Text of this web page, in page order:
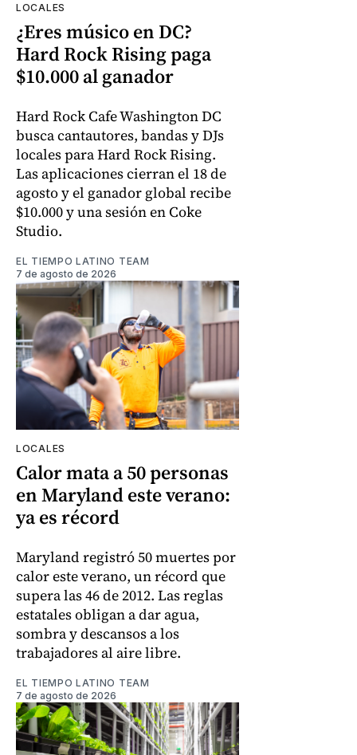
LOCALES
¿Eres músico en DC?
Hard Rock Rising paga
$10.000 al ganador
Hard Rock Cafe Washington DC
busca cantautores, bandas y DJs
locales para Hard Rock Rising.
Las aplicaciones cierran el 18 de
agosto y el ganador global recibe
$10.000 y una sesión en Coke
Studio.
EL TIEMPO LATINO TEAM
7 de agosto de 2026
LOCALES
Calor mata a 50 personas
en Maryland este verano:
ya es récord
Maryland registró 50 muertes por
calor este verano, un récord que
supera las 46 de 2012. Las reglas
estatales obligan a dar agua,
sombra y descansos a los
trabajadores al aire libre.
EL TIEMPO LATINO TEAM
7 de agosto de 2026